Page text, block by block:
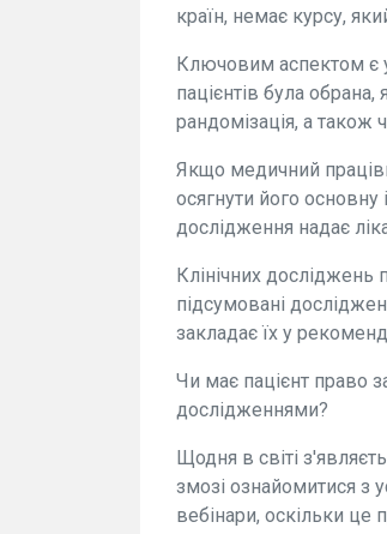
країн, немає курсу,
Ключовим аспектом є
пацієнтів була
рандомізація, а
Якщо медичний
осягнути його основну
дослідження надає
Клінічних досліджень
підсумовані
закладає їх у
Чи має пацієнт право
дослідженнями?
Щодня в світі
змозі ознайомитися з
вебінари, оскільки це